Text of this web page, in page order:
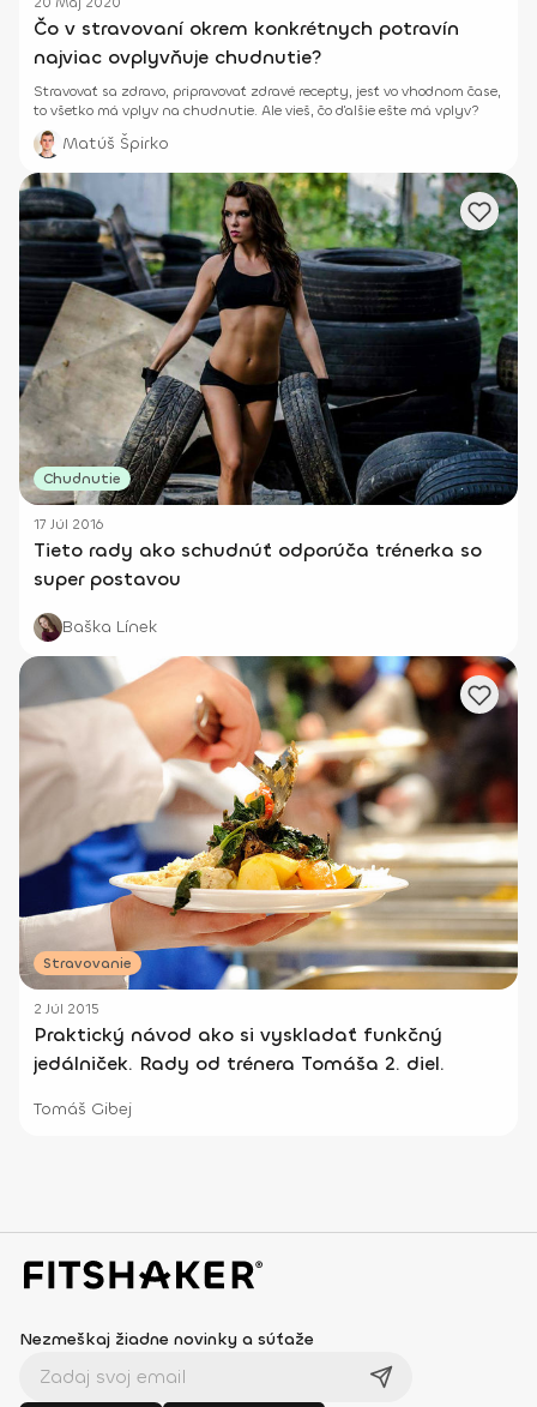
Čo v stravovaní okrem konkrétnych potravín
najviac ovplyvňuje chudnutie?
Stravovať sa zdravo, pripravovať zdravé recepty, jesť vo vhodnom čase,
to všetko má vplyv na chudnutie. Ale vieš, čo ďalšie ešte má vplyv?
Matúš Špirko
Chudnutie
17 Júl 2016
Tieto rady ako schudnúť odporúča trénerka so
super postavou
Baška Línek
Stravovanie
2 Júl 2015
Praktický návod ako si vyskladať funkčný
jedálniček. Rady od trénera Tomáša 2. diel.
Tomáš Gibej
Nezmeškaj žiadne novinky a súťaže